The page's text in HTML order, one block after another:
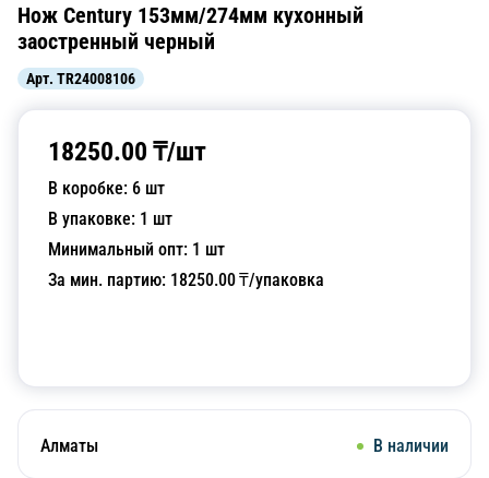
Нож Century 153мм/274мм кухонный
заостренный черный
Арт. TR24008106
18250.00 ₸/шт
В коробке: 6 шт
В упаковке: 1 шт
Минимальный опт: 1 шт
За мин. партию: 18250.00₸/упаковка
Алматы В наличии